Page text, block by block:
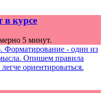
в курсе
5 минут.
Форматирование - один из
Опишем правила
ориентироваться.